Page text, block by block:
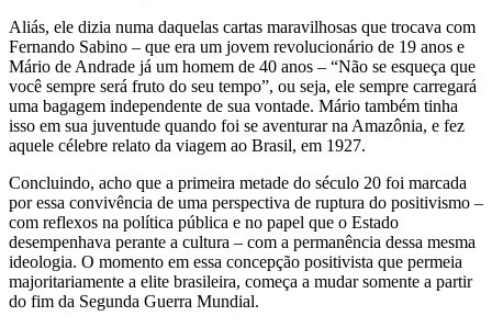
Aliás, ele dizia numa daquelas cartas maravilhosas que trocava com
Fernando Sabino – que era um jovem revolucionário de 19 anos e
Mário de Andrade já um homem de 40 anos – “Não se esqueça que
você sempre será fruto do seu tempo”, ou seja, ele sempre carregará
uma bagagem independente de sua vontade. Mário também tinha
isso em sua juventude quando foi se aventurar na Amazônia, e fez
aquele célebre relato da viagem ao Brasil, em 1927.
Concluindo, acho que a primeira metade do século 20 foi marcada
por essa convivência de uma perspectiva de ruptura do positivismo –
com reflexos na política pública e no papel que o Estado
desempenhava perante a cultura – com a permanência dessa mesma
ideologia. O momento em essa concepção positivista que permeia
majoritariamente a elite brasileira, começa a mudar somente a partir
do fim da Segunda Guerra Mundial.